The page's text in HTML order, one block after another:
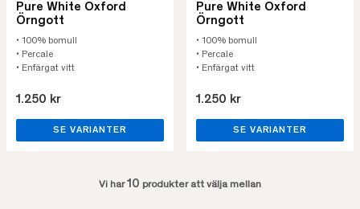
Pure White Oxford
Örngott
• 100% bomull
• Percale
• Enfärgat vitt
1.250 kr
SE VARIANTER
Pure White Oxford
Örngott
• 100% bomull
• Percale
• Enfärgat vitt
1.250 kr
SE VARIANTER
Vi har10 produkter att välja mellan